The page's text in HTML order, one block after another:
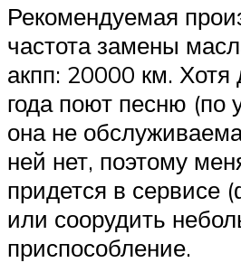
Рекомендуемая
частота замены
акпп: 20000 км.
года поют песню (по
она не
ней нет, поэтому
придется в сервисе
или соорудить
приспособление.